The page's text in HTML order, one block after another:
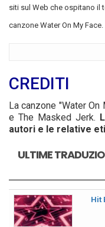
siti sul Web che ospitano il
canzone Water On My Face.
CREDITI
La canzone "Water
e The Masked Jerk.
autori e le relative
ULTIME
Hit